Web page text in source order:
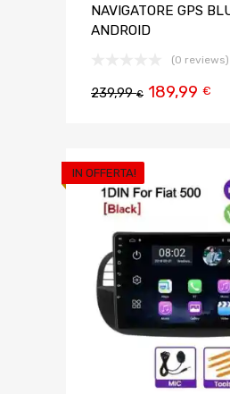
NAVIGATORE GPS
ANDROID
(0 reviews)
239,99€ 189,99 €
IN OFFERTA!